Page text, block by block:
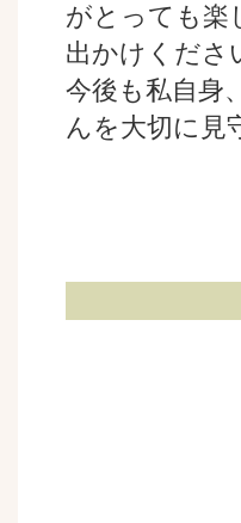
がとっても楽
出かけくださ
今後も私自身
んを大切に見